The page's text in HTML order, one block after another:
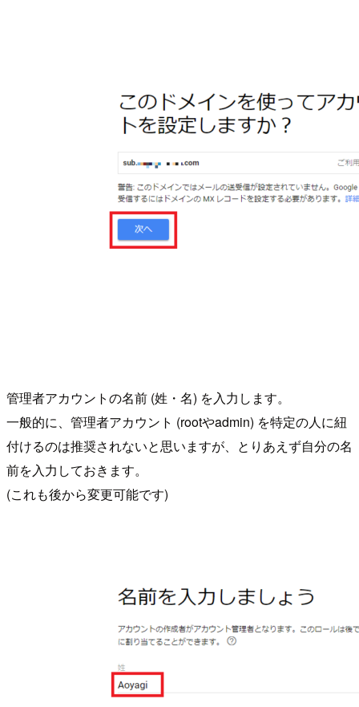
管理者アカウントの名前 (姓・名) を入力します。
一般的に、管理者アカウント (rootやadmin) を特定の人に紐
付けるのは推奨されないと思いますが、とりあえず自分の名
前を入力しておきます。
(これも後から変更可能です)